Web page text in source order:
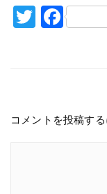
Twitter
コメントを投稿す